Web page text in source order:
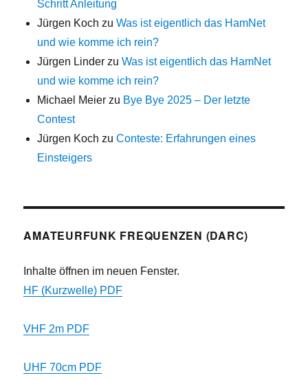
Schritt Anleitung
Jürgen Koch zuWas ist eigentlich das HamNet
und wie komme ich rein?
Jürgen Linder zuWas ist eigentlich das HamNet
und wie komme ich rein?
Michael Meier zu Bye Bye 2025 – Der letzte
Contest
Jürgen Koch zuConteste: Erfahrungen eines
Einsteigers
AMATEURFUNK FREQUENZEN (DARC)
Inhalte öffnen im neuen Fenster.
HF (Kurzwelle) PDF
VHF 2m PDF
UHF 70cm PDF